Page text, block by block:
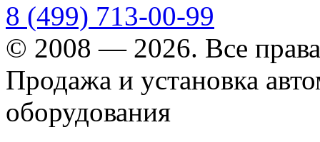
8 (499) 713-00-99
© 2008 — 2026. Все
Продажа и установка
оборудования